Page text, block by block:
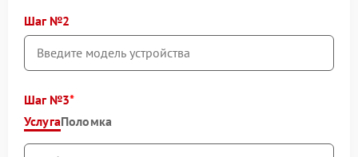
Шаг №2
Шаг №3
УслугаПоломка